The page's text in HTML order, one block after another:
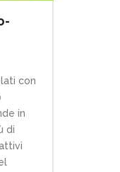
con
in
di